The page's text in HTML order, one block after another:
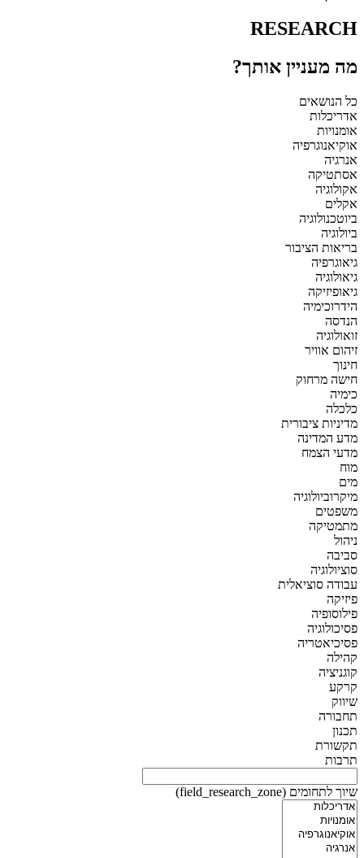
RESEARCH
מה מעניין אותך?
כל הנושאים
אדריכלות
אומנויות
אוקיאנוגרפיה
אנרגיה
אסתטיקה
אקולוגיה
אקלים
ביוטכנולוגיה
ביולוגיה
בריאות הציבור
גיאוגרפיה
גיאולוגיה
גיאופיזיקה
הידרוכימיה
הנדסה
זואולוגיה
זיהום אוויר
חינוך
חישה מרחוק
כימיה
כלכלה
מדיניות ציבורית
מדע המדינה
מדעי הצמח
מוח
מים
מיקרוביולוגיה
משפטים
מתמטיקה
ניהול
סביבה
סוציולוגיה
עבודה סוציאלית
פיזיקה
פילוסופיה
פסיכולוגיה
פסיכיאטריה
קהילה
קוגניציה
קרקע
שיווק
תחבורה
תכנון
תקשורת
תרבות
שיוך לתחומים (field_research_zone)